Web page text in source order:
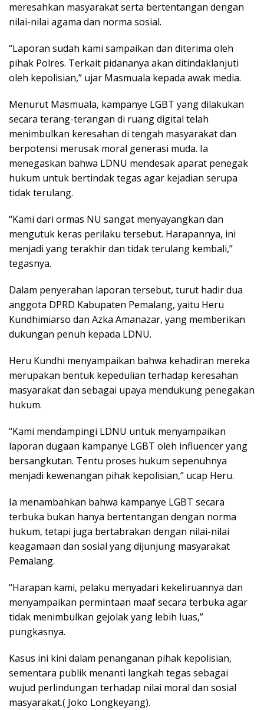
meresahkan masyarakat serta bertentangan dengan
nilai-nilai agama dan norma sosial.
“Laporan sudah kami sampaikan dan diterima oleh
pihak Polres. Terkait pidananya akan ditindaklanjuti
oleh kepolisian,” ujar Masmuala kepada awak media.
Menurut Masmuala, kampanye LGBT yang dilakukan
secara terang-terangan di ruang digital telah
menimbulkan keresahan di tengah masyarakat dan
berpotensi merusak moral generasi muda. Ia
menegaskan bahwa LDNU mendesak aparat penegak
hukum untuk bertindak tegas agar kejadian serupa
tidak terulang.
“Kami dari ormas NU sangat menyayangkan dan
mengutuk keras perilaku tersebut. Harapannya, ini
menjadi yang terakhir dan tidak terulang kembali,”
tegasnya.
Dalam penyerahan laporan tersebut, turut hadir dua
anggota DPRD Kabupaten Pemalang, yaitu Heru
Kundhimiarso dan Azka Amanazar, yang memberikan
dukungan penuh kepada LDNU.
Heru Kundhi menyampaikan bahwa kehadiran mereka
merupakan bentuk kepedulian terhadap keresahan
masyarakat dan sebagai upaya mendukung penegakan
hukum.
“Kami mendampingi LDNU untuk menyampaikan
laporan dugaan kampanye LGBT oleh influencer yang
bersangkutan. Tentu proses hukum sepenuhnya
menjadi kewenangan pihak kepolisian,” ucap Heru.
Ia menambahkan bahwa kampanye LGBT secara
terbuka bukan hanya bertentangan dengan norma
hukum, tetapi juga bertabrakan dengan nilai-nilai
keagamaan dan sosial yang dijunjung masyarakat
Pemalang.
“Harapan kami, pelaku menyadari kekeliruannya dan
menyampaikan permintaan maaf secara terbuka agar
tidak menimbulkan gejolak yang lebih luas,”
pungkasnya.
Kasus ini kini dalam penanganan pihak kepolisian,
sementara publik menanti langkah tegas sebagai
wujud perlindungan terhadap nilai moral dan sosial
masyarakat.( Joko Longkeyang).